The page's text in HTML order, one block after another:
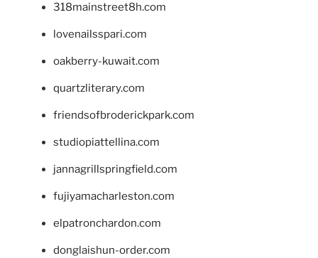
318mainstreet8h.com
lovenailsspari.com
oakberry-kuwait.com
quartzliterary.com
friendsofbroderickpark.com
studiopiattellina.com
jannagrillspringfield.com
fujiyamacharleston.com
elpatronchardon.com
donglaishun-order.com